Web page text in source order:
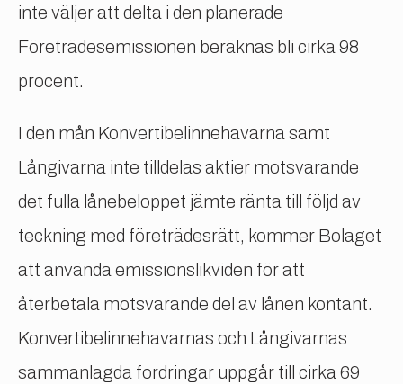
inte väljer att delta i den planerade
Företrädesemissionen beräknas bli cirka 98
procent.
I den mån Konvertibelinnehavarna samt
Långivarna inte tilldelas aktier motsvarande
det fulla lånebeloppet jämte ränta till följd av
teckning med företrädesrätt, kommer Bolaget
att använda emissionslikviden för att
återbetala motsvarande del av lånen kontant.
Konvertibelinnehavarnas och Långivarnas
sammanlagda fordringar uppgår till cirka 69